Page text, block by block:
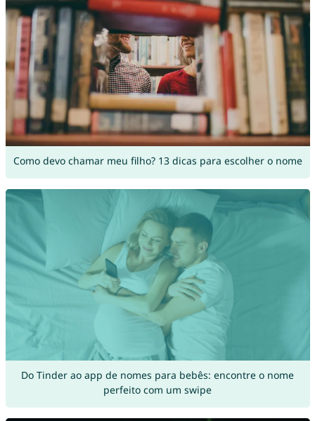
Como devo chamar meu filho? 13 dicas para escolher o nome
Do Tinder ao app de nomes para bebês: encontre o nome
perfeito com um swipe